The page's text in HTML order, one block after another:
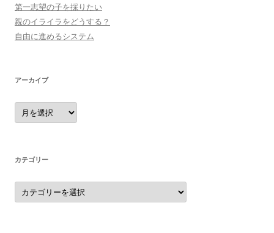
第一志望の子を採りたい
親のイライラをどうする？
自由に進めるシステム
アーカイブ
ア
ー
カ
カテゴリー
カ
テ
ゴ